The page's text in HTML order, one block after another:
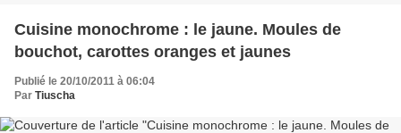
Cuisine monochrome : le jaune. Moules de
bouchot, carottes oranges et jaunes
Publié le 20/10/2011 à 06:04
Par Tiuscha